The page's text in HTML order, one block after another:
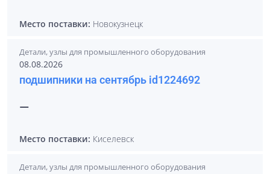
Место поставки: Новокузнецк
Детали, узлы для промышленного оборудования
08.08.2026
подшипники на сентябрь id1224692
—
Место поставки: Киселевск
Детали, узлы для промышленного оборудования